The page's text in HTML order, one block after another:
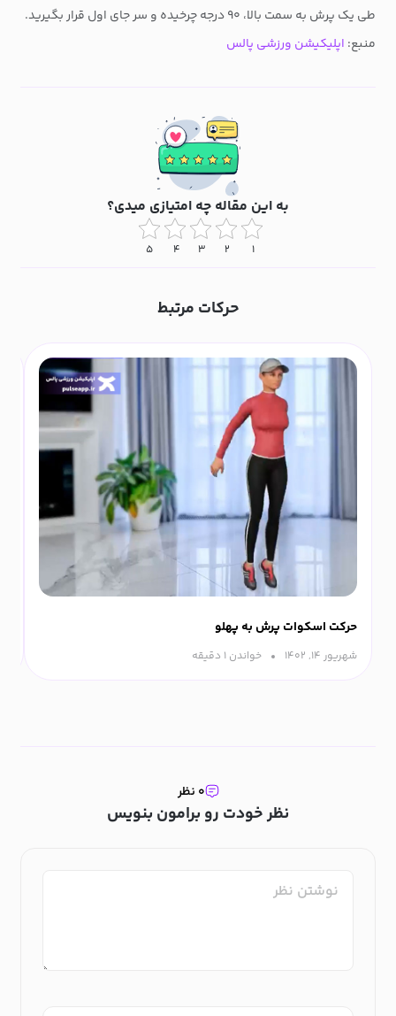
طی یک پرش به سمت بالا، ۹۰ درجه چرخیده و سر جای اول قرار بگیرید.
منبع: اپلیکیشن ورزشی پالس
به این مقاله چه امتیازی میدی؟
۱ ۲ ۳ ۴ ۵
حرکات مرتبط
حرکت اسکوات پرش به پهلو
شهریور ۱۴, ۱۴۰۲ خواندن ۱ دقیقه‌
نظر خودت رو برامون بنویس
۰ نظر